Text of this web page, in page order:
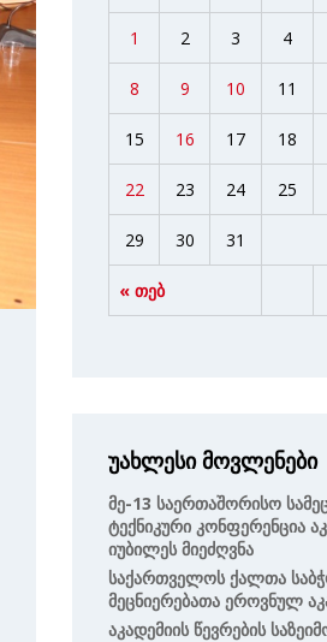
« თებ
1 2 3 4
8 9 10 11
15 16 17 18
22 23 24 25
29 30 31
უახლესი მოვლენები
Მე-13 Საერთაშორისო
Ტექნიკური Კონფერენცია
Იუბილეს Მიეძღვნა
Საქართველოს Ქალთა
Მეცნიერებათა Ეროვნულ
Აკადემიის Წევრების